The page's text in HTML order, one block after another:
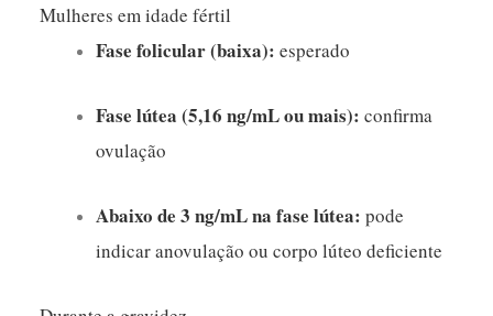
Mulheres em idade fértil
Fase folicular (baixa): esperado
Fase lútea (5,16 ng/mL ou mais): confirma
ovulação
Abaixo de 3 ng/mL na fase lútea: pode
indicar anovulação ou corpo lúteo deficiente